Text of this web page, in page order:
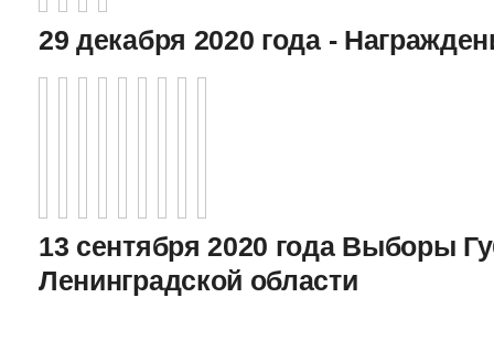
29 декабря 2020 года -
13 сентября 2020 года Выборы
Ленинградской области